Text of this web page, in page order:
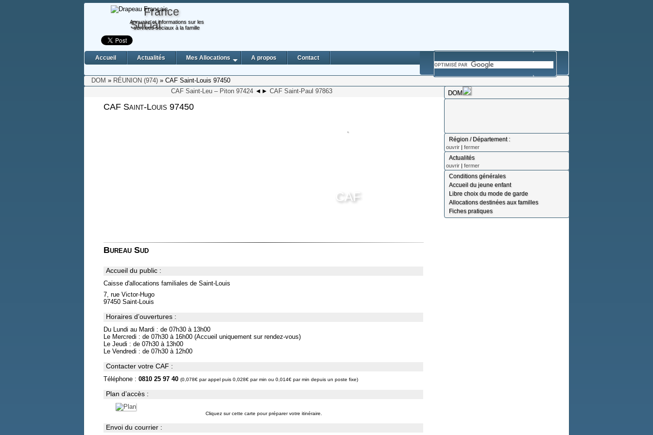
France
Social
Annuaire et informations sur les
services sociaux à la famille
Accueil Actualités Mes Allocations A propos Contact
DOM » RÉUNION (974) » CAF Saint-Louis 97450
CAF Saint-Leu – Piton 97424 ◄ ► CAF Saint-Paul 97863
CAF Saint-Louis 97450
CAF
Bureau Sud
Accueil du public :
Caisse d'allocations familiales de Saint-Louis
7, rue Victor-Hugo
97450 Saint-Louis
Horaires d’ouvertures :
Du Lundi au Mardi : de 07h30 à 13h00
Le Mercredi : de 07h30 à 16h00 (Accueil uniquement sur rendez-vous)
Le Jeudi : de 07h30 à 13h00
Le Vendredi : de 07h30 à 12h00
Contacter votre CAF :
Téléphone : 0810 25 97 40 (0,078€ par appel puis 0,028€ par min ou 0,014€ par min depuis un poste fixe)
Plan d’accès :
Cliquez sur cette carte pour préparer votre itinéraire.
Envoi du courrier :
DOM
Région / Département :
ouvrir | fermer
Actualités
ouvrir | fermer
Conditions générales
Accueil du jeune enfant
Libre choix du mode de garde
Allocations destinées aux familles
Fiches pratiques